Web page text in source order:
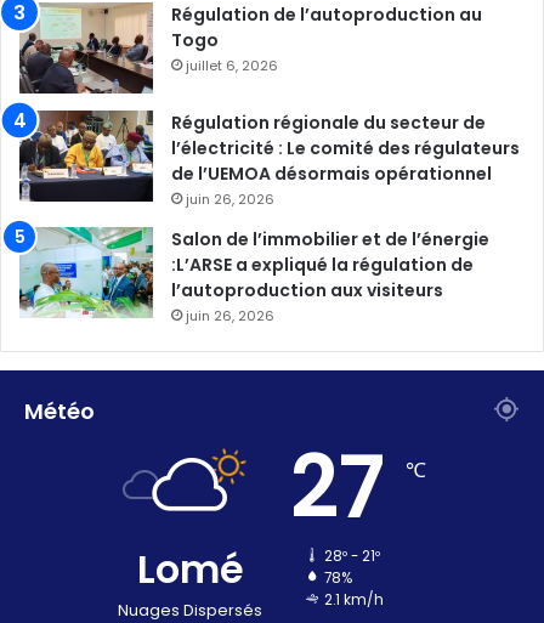
Régulation de l’autoproduction au
Togo
juillet 6, 2026
Régulation régionale du secteur de
l’électricité : Le comité des régulateurs
de l’UEMOA désormais opérationnel
juin 26, 2026
Salon de l’immobilier et de l’énergie
:L’ARSE a expliqué la régulation de
l’autoproduction aux visiteurs
juin 26, 2026
Météo
Lomé
Nuages Dispersés
27 ℃
28º - 21º
78%
2.1 km/h